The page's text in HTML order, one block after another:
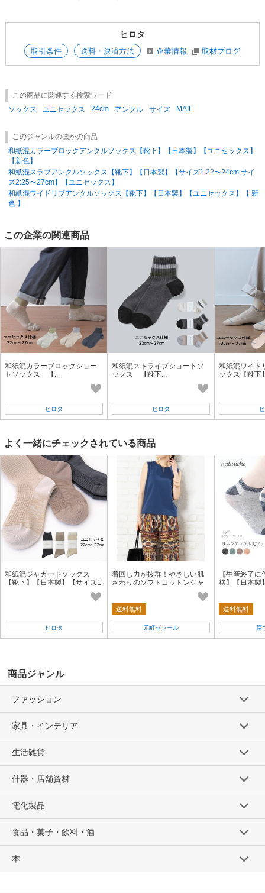
ヒロタ
取引条件 送料・決済方法 企業情報 取材ブログ
この商品に関連する検索ワード
ソックス
ユニセックス 24cm アンクル サイズ MAIL
このジャンルのほかの商品
和紙混カラーブロックアンクルソックス【靴下】【日本製】【ユニセックス】
【新色】
和紙混スラブアンクルソックス【靴下】【日本製】【サイズ1:22〜24cm,サイ
ズ2:25〜27cm】【ユニセックス】
和紙混ワイドリブアンクルソックス【靴下】【日本製】【ユニセックス】【 新
色 】
この企業の関連商品
和紙混カラーブロックショー
トソックス 【...
ヒロタ
和紙混ストライプショートソ
ックス 【靴下...
ヒロタ
和紙混ワイド
ックス【靴下
よく一緒にチェックされている商品
和紙混ジャガードソックス
【靴下】【日本製】【サイズ1:
22〜24cm,サイズ2:25〜27c
ヒロタ
着回し力が抜群！やさしい肌
ざわりのソフトコットンジャ
ージー ノースリーブプルオー
送料無料
元町ゼラール
【生産終了
格】【日本製
送料無料
原
商品ジャンル
ファッション
家具・インテリア
生活雑貨
什器・店舗資材
電化製品
食品・菓子・飲料・酒
本